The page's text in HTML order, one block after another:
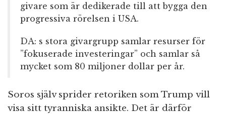
givare som är dedikerade till att bygga den
progressiva rörelsen i USA.
DA: s stora givargrupp samlar resurser för
”fokuserade investeringar” och samlar så
mycket som 80 miljoner dollar per år.
Soros själv sprider retoriken som Trump vill
visa sitt tyranniska ansikte. Det är därför